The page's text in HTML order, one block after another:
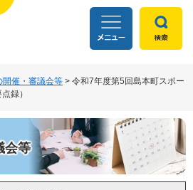
開催・審議会等 > 令和7年度第5回島本町スポー
録）
会等